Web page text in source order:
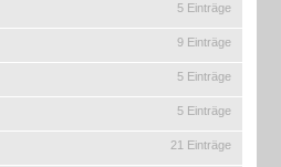
5 Einträge
9 Einträge
5 Einträge
5 Einträge
21 Einträge